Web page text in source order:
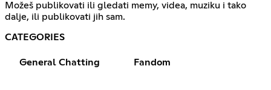
Možeš publikovati ili gledati memy, videa, muziku i tako
dalje, ili publikovati jih sam.
CATEGORIES
General Chatting Fandom